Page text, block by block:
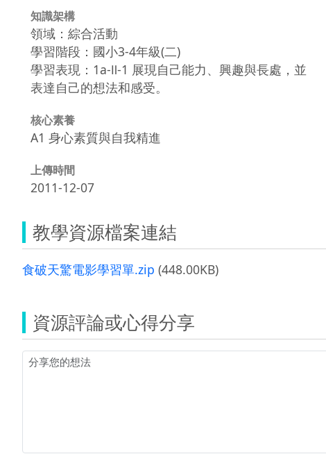
知識架構
領域：綜合活動
學習階段：國小3-4年級(二)
學習表現：1a-Ⅱ-1 展現自己能力、興趣與長處，並
表達自己的想法和感受。
核心素養
A1 身心素質與自我精進
上傳時間
2011-12-07
教學資源檔案連結
食破天驚電影學習單.zip (448.00KB)
資源評論或心得分享